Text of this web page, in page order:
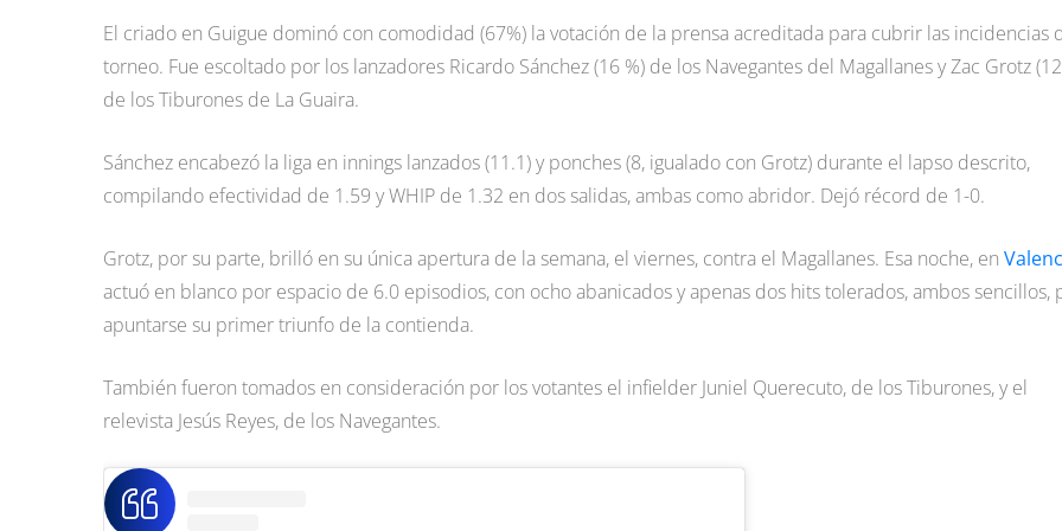
El criado en Guigue dominó con comodidad (67%) la votación de la prensa acreditada para cubrir las incidencias
torneo. Fue escoltado por los lanzadores Ricardo Sánchez (16 %) de los Navegantes del Magallanes y Zac Grotz
de los Tiburones de La Guaira.
Sánchez encabezó la liga en innings lanzados (11.1) y ponches (8, igualado con Grotz) durante el lapso descrito,
compilando efectividad de 1.59 y WHIP de 1.32 en dos salidas, ambas como abridor. Dejó récord de 1-0.
Grotz, por su parte, brilló en su única apertura de la semana, el viernes, contra el Magallanes. Esa noche, en
actuó en blanco por espacio de 6.0 episodios, con ocho abanicados y apenas dos hits tolerados, ambos sencillos,
apuntarse su primer triunfo de la contienda.
También fueron tomados en consideración por los votantes el infielder Juniel Querecuto, de los Tiburones, y el
relevista Jesús Reyes, de los Navegantes.